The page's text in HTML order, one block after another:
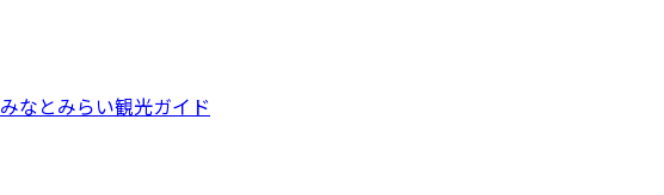
みなとみらい観光ガイド